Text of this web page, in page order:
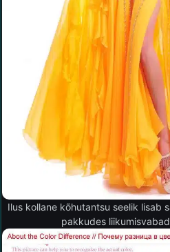
Ilus kollane kõhutantsu seelik lisab
pakkudes